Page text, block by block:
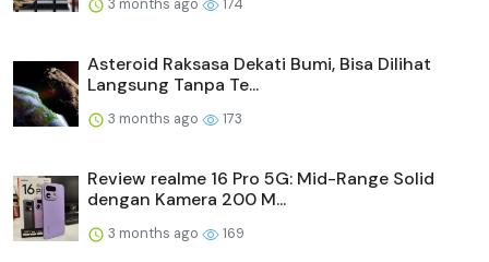
3 months ago 174
Asteroid Raksasa Dekati Bumi, Bisa Dilihat
Langsung Tanpa Te...
3 months ago 173
Review realme 16 Pro 5G: Mid-Range Solid
dengan Kamera 200 M...
3 months ago 169